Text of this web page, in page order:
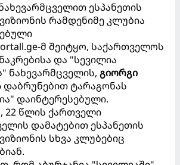
ესპანეთის
რამდენიმე კლუბია
მ შეიტყო, საქართველოს
და "სევილია
ნახევარმცველის, გიორგი
დაბრუნებით ტარაგონას
დაინტერესებული.
22 წლის ქართველი
დამატებით ესპანეთის
სხვა კლუბებიც